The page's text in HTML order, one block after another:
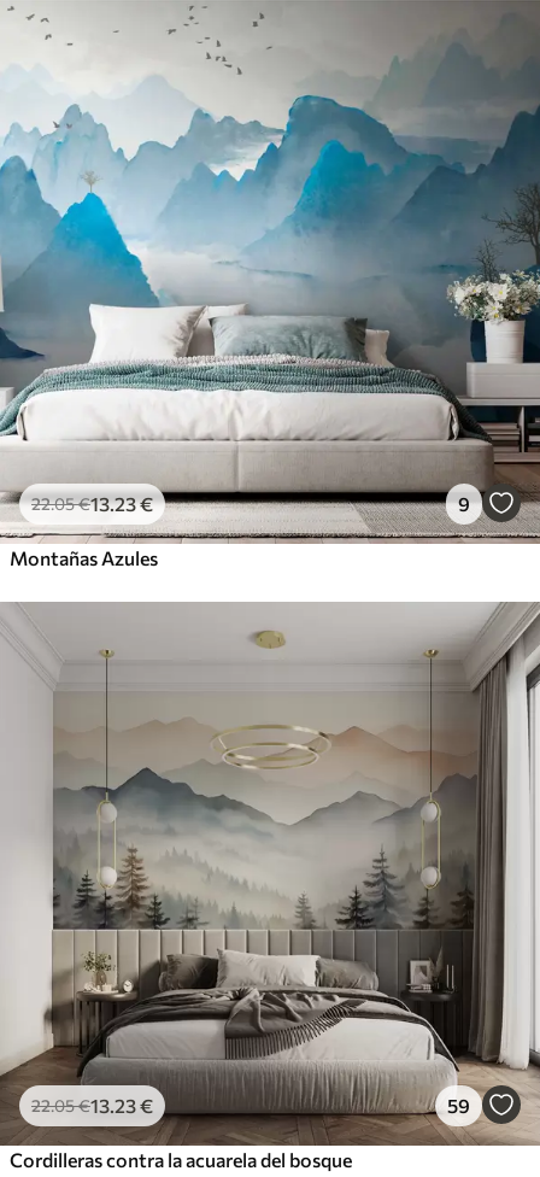
22.05€13.23€ 9
Montañas Azules
22.05€13.23€ 59
Cordilleras contra la acuarela del bosque